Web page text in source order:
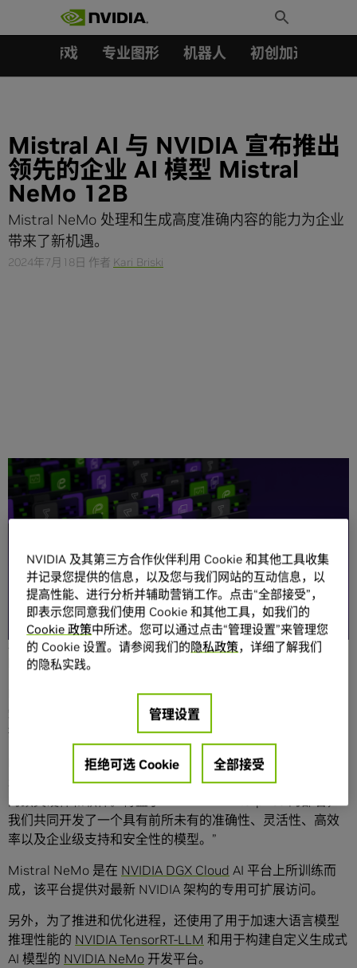
Toggle
Search
游戏 专业图形 机器人 初创加速会员成
Mistral AI 与 NVIDIA 宣布推出
领先的企业 AI 模型 Mistral
NeMo 12B
Mistral NeMo 处理和生成高度准确内容的能力为企业
带来了新机遇。
2024年7月18日 作者 Kari Briski
分享
Mistral AI 和 NVIDIA 于近日共同发布了一款全新的领先语言
模型Mistral NeMo 12B。开发者可以轻松定制和部署该模
型，令其适用于支持聊天机器人、多语言任务、编码和摘要
的企业应用。
Mistral NeMo 模型结合了 Mistral AI 在训练数据领域的专业
知识与 NVIDIA 经过优化的软硬件生态系统，能够为各种应用
提供高性能。
Mistral AI 联合创始人兼首席科学家 Guillaume Lample 表
示：“我们十分幸运能与 NVIDIA 团队合作，并充分利用他们
的顶尖硬件和软件。得益于 NVIDIA AI
我们共同开发了一个具有前所未有的准确性、灵活性、高效
率以及企业级支持和安全性的模型。”
Mistral NeMo 是在 NVIDIA DGX Cloud AI 平台上所训练而
成，该平台提供对最新 NVIDIA 架构的专用可扩展访问。
另外，为了推进和优化进程，还使用了用于加速大语言模型
推理性能的 NVIDIA TensorRT-LLM 和用于构建自定义生成式
AI 模型的 NVIDIA NeMo 开发平台。
NVIDIA 及其第三方合作伙伴利用 Cookie 和其他工具收集
并记录您提供的信息，以及您与我们网站的互动信息，以
提高性能、进行分析并辅助营销工作。点击“全部接受”，
即表示您同意我们使用 Cookie 和其他工具，如我们的
Cookie 政策中所述。您可以通过点击“管理设置”来管理您
的 Cookie 设置。请参阅我们的隐私政策，详细了解我们
的隐私实践。
管理设置
拒绝可选 Cookie 全部接受